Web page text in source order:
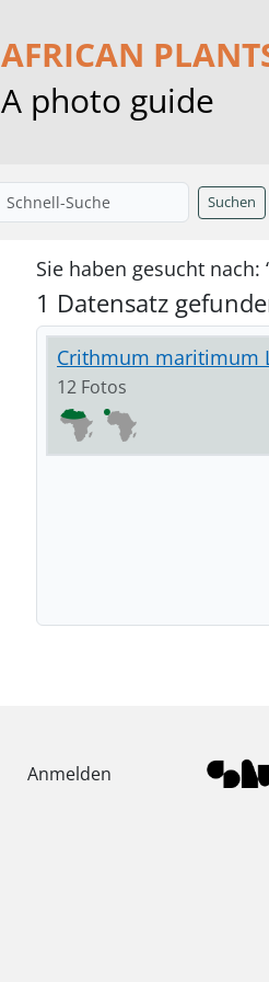
AFRICAN
A photo guide
Suchen
Sie haben gesucht
1 Datensatz
Crithmum maritimum
12 Fotos
Anmelden